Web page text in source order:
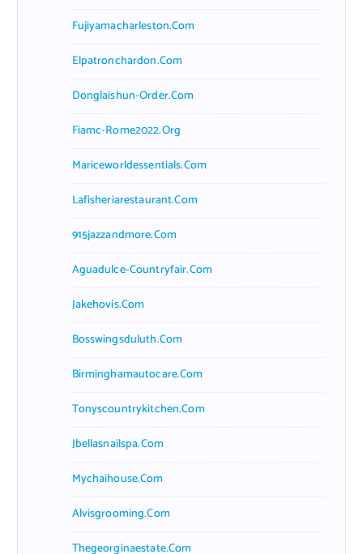
Fujiyamacharleston.com
Elpatronchardon.com
Donglaishun-Order.com
Fiamc-Rome2022.org
Mariceworldessentials.com
Lafisheriarestaurant.com
915jazzandmore.com
Aguadulce-Countryfair.com
Jakehovis.com
Bosswingsduluth.com
Birminghamautocare.com
Tonyscountrykitchen.com
Jbellasnailspa.com
Mychaihouse.com
Alvisgrooming.com
Thegeorginaestate.com